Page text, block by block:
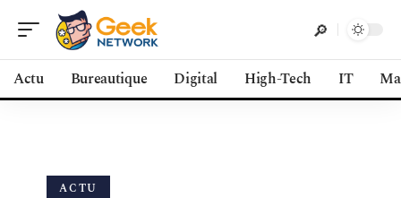
Actu Bureautique Digital High-Tech IT
ACTU